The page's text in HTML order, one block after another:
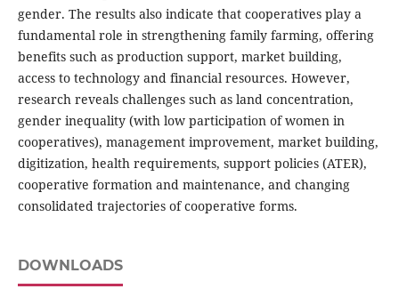
gender. The results also indicate that cooperatives play a
fundamental role in strengthening family farming, offering
benefits such as production support, market building,
access to technology and financial resources. However,
research reveals challenges such as land concentration,
gender inequality (with low participation of women in
cooperatives), management improvement, market building,
digitization, health requirements, support policies (ATER),
cooperative formation and maintenance, and changing
consolidated trajectories of cooperative forms.
DOWNLOADS